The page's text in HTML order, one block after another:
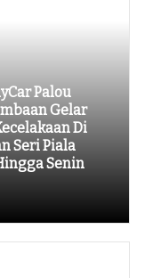
Palou
Gelar
Di
Seri Piala
Senin